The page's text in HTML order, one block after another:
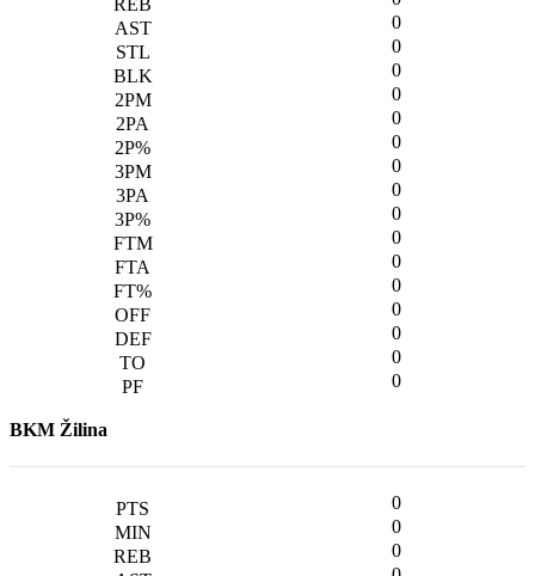
0
0
0
0
0
0
0
0
0
0
0
0
0
0
0
0
BKM Žilina
0
0
0